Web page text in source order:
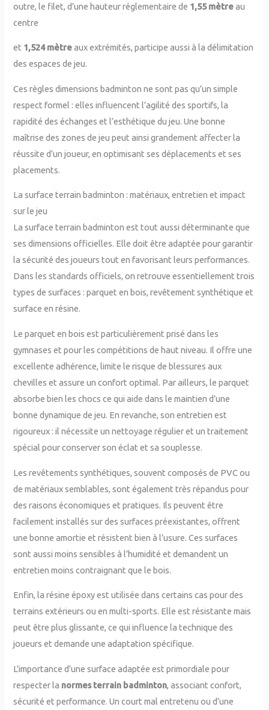
outre, le filet, d’une hauteur réglementaire de 1,55 mètreau
centre
et 1,524 mètreaux extrémités, participe aussi à la délimitation
des espaces de jeu.
Ces règles dimensions badminton ne sont pas qu’un simple
respect formel : elles influencent l’agilité des sportifs, la
rapidité des échanges et l’esthétique du jeu. Une bonne
maîtrise des zones de jeu peut ainsi grandement affecter la
réussite d’un joueur, en optimisant ses déplacements et ses
placements.
La surface terrain badminton : matériaux, entretien et impact
sur le jeu
La surface terrain badminton est tout aussi déterminante que
ses dimensions officielles. Elle doit être adaptée pour garantir
la sécurité des joueurs tout en favorisant leurs performances.
Dans les standards officiels, on retrouve essentiellement trois
types de surfaces : parquet en bois, revêtement synthétique et
surface en résine.
Le parquet en bois est particulièrement prisé dans les
gymnases et pour les compétitions de haut niveau. Il offre une
excellente adhérence, limite le risque de blessures aux
chevilles et assure un confort optimal. Par ailleurs, le parquet
absorbe bien les chocs ce qui aide dans le maintien d’une
bonne dynamique de jeu. En revanche, son entretien est
rigoureux : il nécessite un nettoyage régulier et un traitement
spécial pour conserver son éclat et sa souplesse.
Les revêtements synthétiques, souvent composés de PVC ou
de matériaux semblables, sont également très répandus pour
des raisons économiques et pratiques. Ils peuvent être
facilement installés sur des surfaces préexistantes, offrent
une bonne amortie et résistent bien à l’usure. Ces surfaces
sont aussi moins sensibles à l’humidité et demandent un
entretien moins contraignant que le bois.
Enfin, la résine époxy est utilisée dans certains cas pour des
terrains extérieurs ou en multi-sports. Elle est résistante mais
peut être plus glissante, ce qui influence la technique des
joueurs et demande une adaptation spécifique.
L’importance d’une surface adaptée est primordiale pour
respecter la normes terrain badminton, associant confort,
sécurité et performance. Un court mal entretenu ou d’une